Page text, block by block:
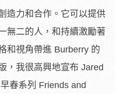
造力和合作。它可以提供
無二的人，和持續激勵著
和視角帶進 Burberry 的
，我很高興地宣布 Jared
春系列 Friends and